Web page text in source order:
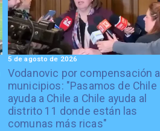
Vodanovic por compensación a
municipios: "Pasamos de Chile
ayuda a Chile a Chile ayuda al
distrito 11 donde están las
comunas más ricas"
5 de agosto de 2026